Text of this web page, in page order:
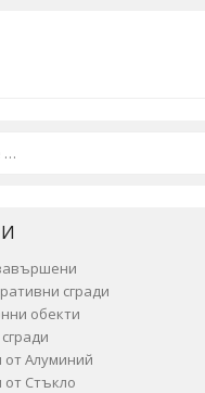
сгради
обекти
от Алуминий
Стъкло